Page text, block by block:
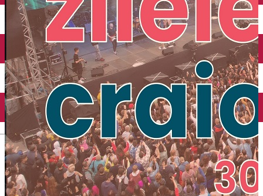
English
Închirieri auto
Închirieri biciclete
Taxi
Încărcare vehicule electrice